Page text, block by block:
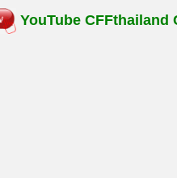
YouTube CFFthailand